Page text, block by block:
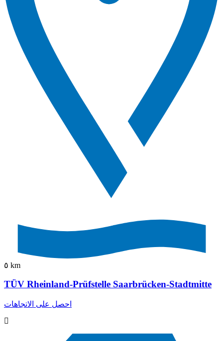
٥ km
TÜV Rheinland-Prüfstelle Saarbrücken-Stadtmitte
احصل على الاتجاهات